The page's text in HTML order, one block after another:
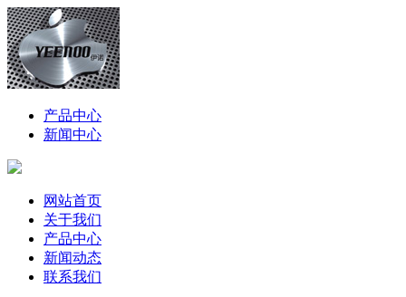
产品中心
新闻中心
网站首页
关于我们
产品中心
新闻动态
联系我们